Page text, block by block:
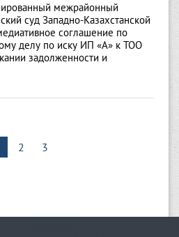
межрайонный
суд Западно-Казахстанской
соглашение по
делу по иску ИП «А» к ТОО
задолженности и
2 3